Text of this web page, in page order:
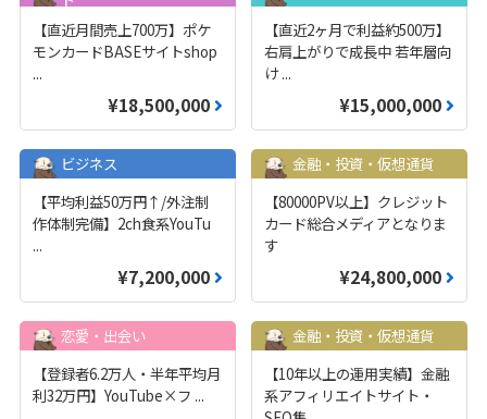
【直近月間売上700万】ポケ
モンカードBASEサイトshop
...
¥18,500,000
【直近2ヶ月で利益約500万】
右肩上がりで成長中 若年層向
け...
¥15,000,000
ビジネス
【平均利益50万円↑/外注制
作体制完備】2ch食系YouTu
...
¥7,200,000
金融・投資・仮想通貨
【80000PV以上】クレジット
カード総合メディアとなりま
す
¥24,800,000
恋愛・出会い
【登録者6.2万人・半年平均月
利32万円】YouTube×フ ...
金融・投資・仮想通貨
【10年以上の運用実績】金融
系アフィリエイトサイト・